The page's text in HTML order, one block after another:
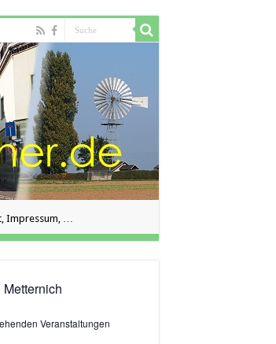
Impressum, …
Veranstaltungen